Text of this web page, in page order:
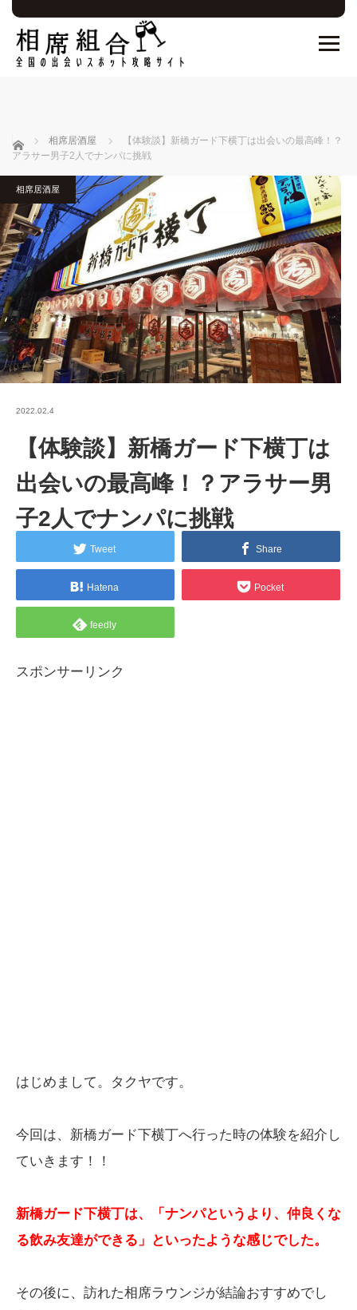
ホーム 相席居酒屋
【体験談】新橋ガード下横丁は出会いの最高峰！？
アラサー男子2人でナンパに挑戦
相席居酒屋
2022.02.4
【体験談】新橋ガード下横丁は
出会いの最高峰！？アラサー男
子2人でナンパに挑戦
Tweet Share
Hatena Pocket
feedly
スポンサーリンク
はじめまして。タクヤです。
今回は、新橋ガード下横丁へ行った時の体験を紹介し
ていきます！！
新橋ガード下横丁は、「ナンパというより、仲良くな
る飲み友達ができる」といったような感じでした。
その後に、訪れた相席ラウンジが結論おすすめでし